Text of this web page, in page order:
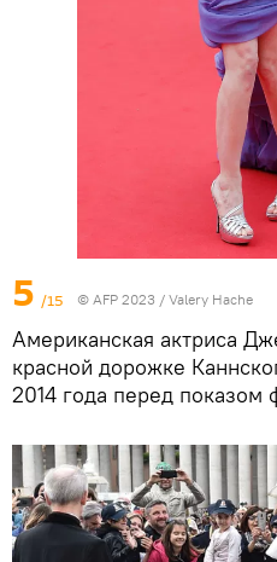
5 /15 © AFP 2023 / Valery Hache
Американская актриса
красной дорожке
2014 года перед